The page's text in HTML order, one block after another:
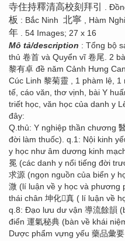
寺住持釋清高校刻拜引
.
板 : Bắc Ninh 北寧 , Hàm
年 . 54 Images; 27 x 16
Mô tả/description : Tổng bộ
thủ 卷首 và Quyển vĩ 卷尾. 2
黎有卓 đề năm Cảnh Hưng
Cúc Linh 黎菊靈 , 1 phàm lệ,
tế, cáo văn, thơ vịnh, bài Y
triết học, văn học của danh y
đây:
Q.thủ: Y nghiệp thần chương
đời làm thuốc). q.1: Nội kinh
y học như âm dương kinh
冕 (các danh y nổi tiếng đời
求源 (ngọn nguồn của biển y
溦 (lí luận về y học và phương
thái chân 坤化񠈚真 ( lí luận về
q.8: Đạo lưu dư vận 導流餘韻
điển 運氣秘典 (bàn về khái
Dược phẩm vựng yếu 藥品彙